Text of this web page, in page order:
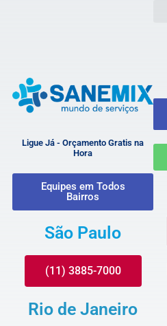
Ligue Já - Orçamento Gratis na
Hora
Equipes em Todos
Bairros
São Paulo
(11) 3885-7000
Rio de Janeiro